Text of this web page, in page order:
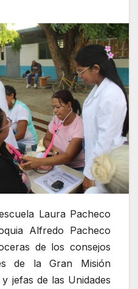
Laura Pacheco
Alfredo Pacheco
de los consejos
de la Gran Misión
jefas de las Unidades